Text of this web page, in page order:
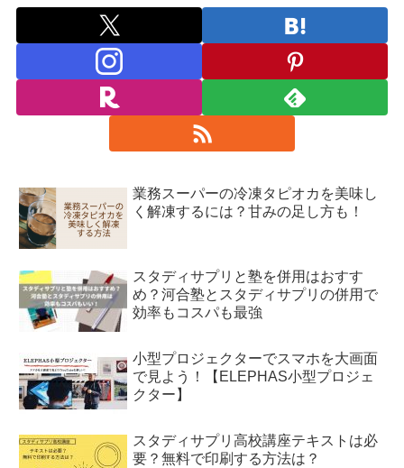
業務スーパーの冷凍タピオカを美味し
く解凍するには？甘みの足し方も！
スタディサプリと塾を併用はおすす
め？河合塾とスタディサプリの併用で
効率もコスパも最強
小型プロジェクターでスマホを大画面
で見よう！【ELEPHAS小型プロジェ
クター】
スタディサプリ高校講座テキストは必
要？無料で印刷する方法は？